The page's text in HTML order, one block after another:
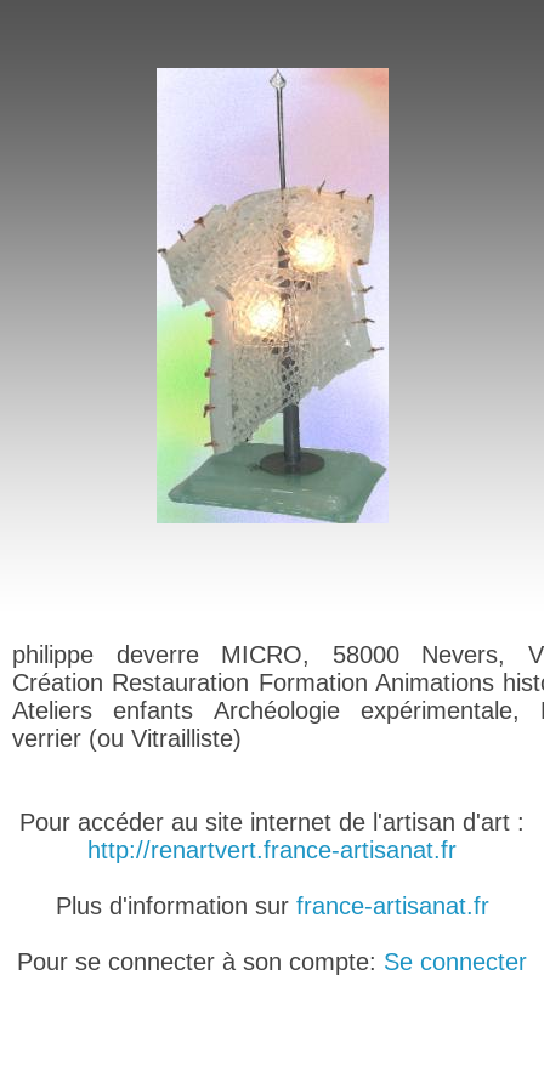
philippe deverre MICRO, 58000 Nevers,
Création Restauration Formation Animations
Ateliers enfants Archéologie expérimentale,
verrier (ou Vitrailliste)
Pour accéder au site internet de l'artisan d'art :
http://renartvert.france-artisanat.fr
Plus d'information sur france-artisanat.fr
Pour se connecter à son compte: Se connecter